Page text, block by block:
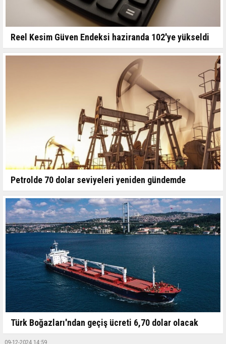
Reel Kesim Güven Endeksi haziranda 102'ye yükseldi
Petrolde 70 dolar seviyeleri yeniden gündemde
Türk Boğazları'ndan geçiş ücreti 6,70 dolar olacak
09-12-2024 14:59